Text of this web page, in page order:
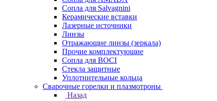
Сопла для Salvagnini
Керамические вставки
Лазерные источники
Линзы
Отражающие линзы (зеркала)
Прочие комплектующие
Сопла для BOCI
Стекла защитные
Уплотнительные кольца
Сварочные горелки и плазмотроны
Назад